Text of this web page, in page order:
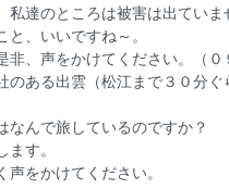
私達のところは被害は出ていま
と、いいですね～。
非、声をかけてください。（
のある出雲（松江まで３０分
なんで旅しているのですか？
す。
をかけてください。